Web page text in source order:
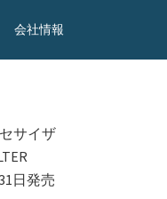
会社情報
サイザ
日発売